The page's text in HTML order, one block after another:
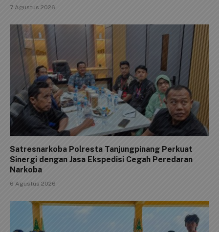
7 Agustus 2026
Satresnarkoba Polresta Tanjungpinang Perkuat
Sinergi dengan Jasa Ekspedisi Cegah Peredaran
Narkoba
6 Agustus 2026